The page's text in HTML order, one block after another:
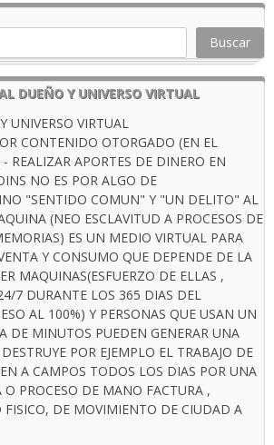
Buscar
DUEÑO Y UNIVERSO VIRTUAL
UNIVERSO VIRTUAL
CONTENIDO OTORGADO (EN EL
REALIZAR APORTES DE DINERO EN
NO ES POR ALGO DE
"SENTIDO COMUN" Y "UN DELITO" AL
(NEO ESCLAVITUD A PROCESOS DE
ES UN MEDIO VIRTUAL PARA
Y CONSUMO QUE DEPENDE DE LA
MAQUINAS(ESFUERZO DE ELLAS ,
7 DURANTE LOS 365 DIAS DEL
AL 100%) Y PERSONAS QUE USAN UN
DE MINUTOS PUEDEN GENERAR UNA
POR EJEMPLO EL TRABAJO DE
A CAMPOS TODOS LOS DIAS POR UNA
O PROCESO DE MANO FACTURA ,
FISICO, DE MOVIMIENTO DE CIUDAD A